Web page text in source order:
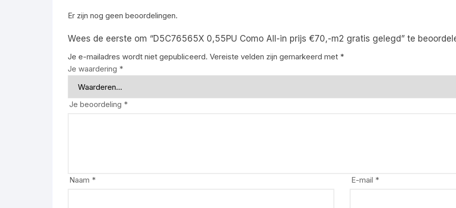
Er zijn nog geen beoordelingen.
Wees de eerste om “D5C76565X 0,55PU Como All-in prijs €70,-m2 gratis gelegd” te
Je e-mailadres wordt niet gepubliceerd. Vereiste velden zijn gemarkeerd met *
Je waardering *
Je beoordeling *
Naam * E-mail *